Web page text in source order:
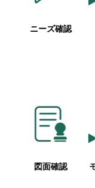
ニーズ確認
図面確認